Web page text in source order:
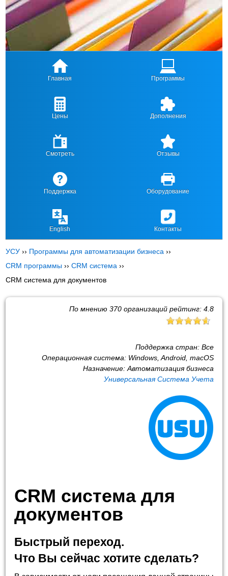
Главная Программы
Цены Дополнения
Смотреть Отзывы
Поддержка Оборудование
English Контакты
УСУ ›› Программы для автоматизации бизнеса ››
CRM программы ››CRM система ››
CRM система для документов
По мнению 370организаций рейтинг: 4.8
Поддержка стран: Все
Операционная система: Windows, Android, macOS
Назначение: Автоматизация бизнеса
Универсальная Система Учета
CRM система для
документов
Быстрый переход.
Что Вы сейчас хотите сделать?